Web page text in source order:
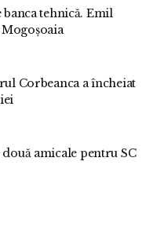
tehnică. Emil
Corbeanca a încheiat
amicale pentru SC